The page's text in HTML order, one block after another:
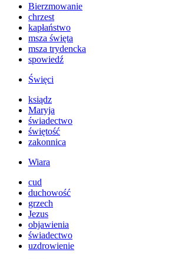
Bierzmowanie
chrzest
kapłaństwo
msza święta
msza trydencka
spowiedź
Święci
ksiądz
Maryja
świadectwo
świętość
zakonnica
Wiara
cud
duchowość
grzech
Jezus
objawienia
świadectwo
uzdrowienie